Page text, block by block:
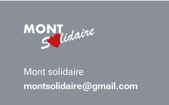
Mont solidaire
montsolidaire@gmail.com